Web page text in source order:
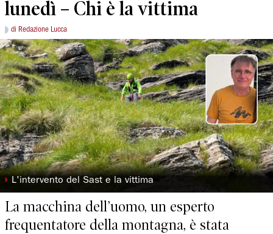
lunedì – Chi è la vittima
di Redazione Lucca
◗ L'intervento del Sast e la vittima
La macchina dell’uomo, un esperto
frequentatore della montagna, è stata